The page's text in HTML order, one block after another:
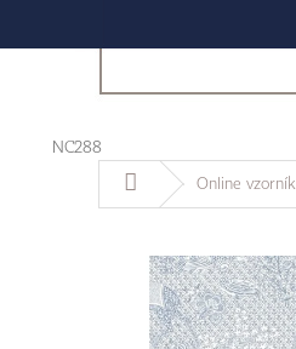
NC288
Domů Online vzorník